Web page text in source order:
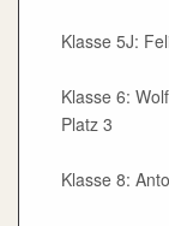
Klasse 5J:
Klasse 6:
Platz 3
Klasse 8: